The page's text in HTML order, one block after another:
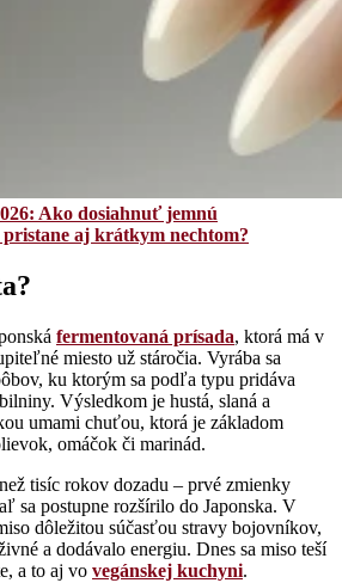
Ako dosiahnuť jemnú
aj krátkym nechtom?
fermentovaná prísada, ktorá má v
miesto už stáročia. Vyrába sa
ku ktorým sa podľa typu pridáva
Výsledkom je hustá, slaná a
umami chuťou, ktorá je základom
omáčok či marinád.
tisíc rokov dozadu – prvé zmienky
sa postupne rozšírilo do Japonska. V
dôležitou súčasťou stravy bojovníkov,
a dodávalo energiu. Dnes sa miso teší
a to aj vo vegánskej kuchyni.